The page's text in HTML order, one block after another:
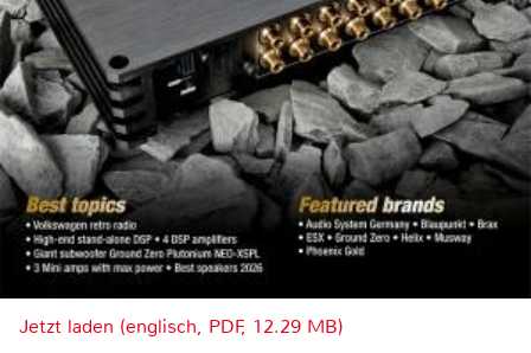
Jetzt laden (englisch, PDF, 12.29 MB)